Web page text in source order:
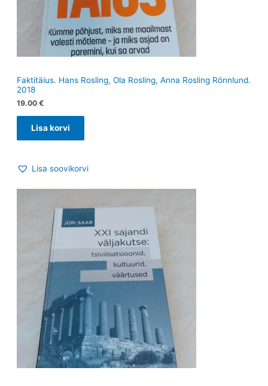
Faktitäius. Hans Rosling, Ola Rosling, Anna Rosling Rönnlund.
2018
19.00 €
Lisa korvi
Lisa soovikorvi